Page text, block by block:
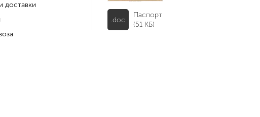
доставки
.doc
Паспорт
(51 КБ)